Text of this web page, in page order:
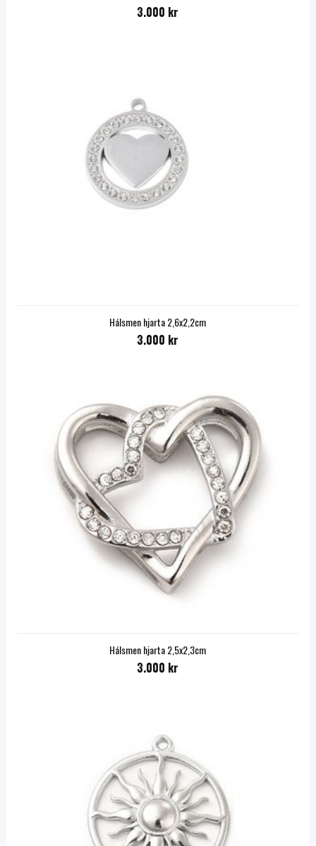
3.000 kr
Hálsmen hjarta 2,6x2,2cm
3.000 kr
Hálsmen hjarta 2,5x2,3cm
3.000 kr